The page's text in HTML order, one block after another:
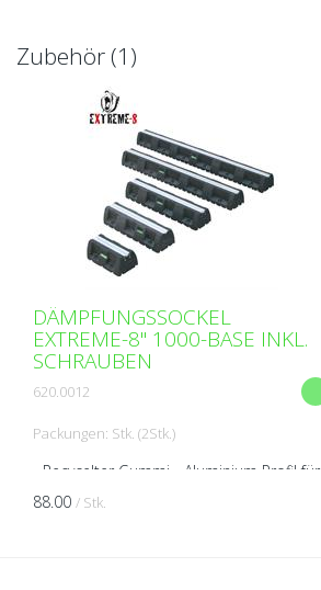
Zubehör (1)
DÄMPFUNGSSOCKEL
EXTREME-8" 1000-BASE INKL.
SCHRAUBEN
620.0012
Packungen: Stk. (2Stk.)
- Recycelter Gummi - Aluminium Profil für
M8 Schrauben - Schrauben und Muttern
88.00 / Stk.